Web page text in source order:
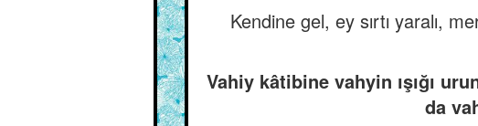
Kendine gel, ey sırtı yaralı,
Vahiy kâtibine vahyin ışığı
da